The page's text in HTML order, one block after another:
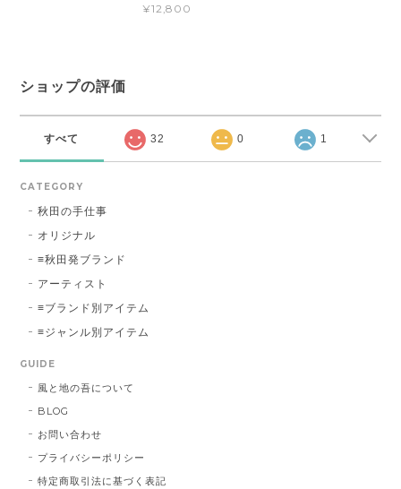
¥12,800
ショップの評価
すべて 32 0 1
CATEGORY
秋田の手仕事
オリジナル
≡秋田発ブランド
アーティスト
≡ブランド別アイテム
≡ジャンル別アイテム
GUIDE
風と地の吾について
BLOG
お問い合わせ
プライバシーポリシー
特定商取引法に基づく表記